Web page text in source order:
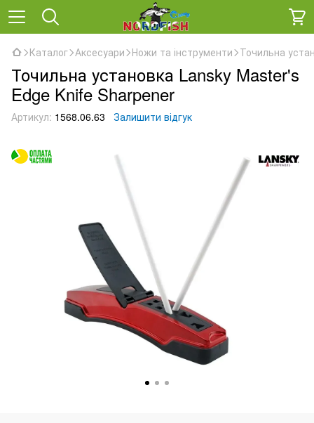
Каталог Аксесуари Ножи та інструменти Точильна
Точильна установка Lansky Master's
Edge Knife Sharpener
Артикул: 1568.06.63 Залишити відгук